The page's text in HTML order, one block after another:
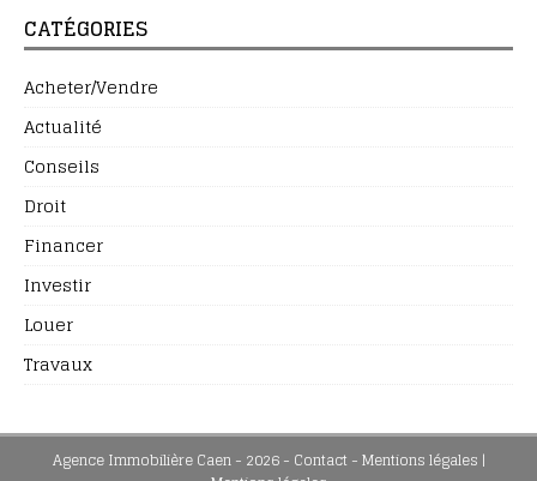
CATÉGORIES
Acheter/Vendre
Actualité
Conseils
Droit
Financer
Investir
Louer
Travaux
Agence Immobilière Caen - 2026 - Contact - Mentions légales |